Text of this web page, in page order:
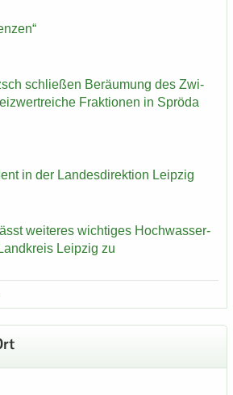
schlie­ßen Be­räu­mung des Zwi­
Frak­tio­nen in Sprö­da
in der Lan­des­di­rek­ti­on Leip­zig
wei­te­res wich­ti­ges Hoch­was­ser­
Leip­zig zu